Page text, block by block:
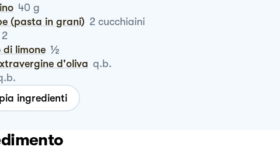
40 g
(pasta in grani) 2 cucchiaini
2
di limone ½
d'oliva q.b.
ingredienti